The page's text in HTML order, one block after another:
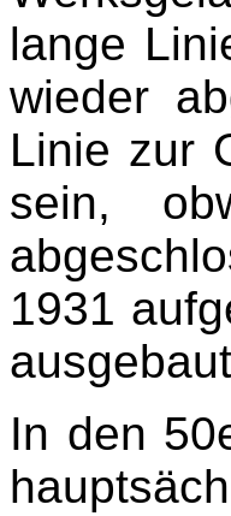
lange
wieder
Linie zur
sein,
1931
In den